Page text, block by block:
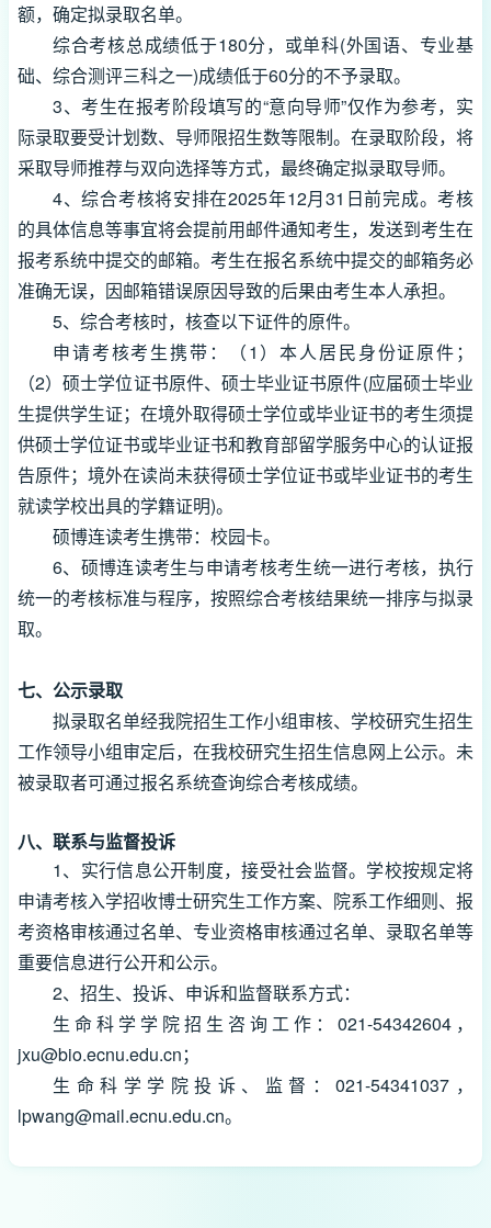
额，确定拟录取名单。
综合考核总成绩低于180分，或单科(外国语、专业基
础、综合测评三科之一)成绩低于60分的不予录取。
3、考生在报考阶段填写的“意向导师”仅作为参考，实
际录取要受计划数、导师限招生数等限制。在录取阶段，将
采取导师推荐与双向选择等方式，最终确定拟录取导师。
4、综合考核将安排在2025年12月31日前完成。考核
的具体信息等事宜将会提前用邮件通知考生，发送到考生在
报考系统中提交的邮箱。考生在报名系统中提交的邮箱务必
准确无误，因邮箱错误原因导致的后果由考生本人承担。
5、综合考核时，核查以下证件的原件。
申请考核考生携带：（1）本人居民身份证原件；
（2）硕士学位证书原件、硕士毕业证书原件(应届硕士毕业
生提供学生证；在境外取得硕士学位或毕业证书的考生须提
供硕士学位证书或毕业证书和教育部留学服务中心的认证报
告原件；境外在读尚未获得硕士学位证书或毕业证书的考生
就读学校出具的学籍证明)。
硕博连读考生携带：校园卡。
6、硕博连读考生与申请考核考生统一进行考核，执行
统一的考核标准与程序，按照综合考核结果统一排序与拟录
取。
七、公示录取
拟录取名单经我院招生工作小组审核、学校研究生招生
工作领导小组审定后，在我校研究生招生信息网上公示。未
被录取者可通过报名系统查询综合考核成绩。
八、联系与监督投诉
1、实行信息公开制度，接受社会监督。学校按规定将
申请考核入学招收博士研究生工作方案、院系工作细则、报
考资格审核通过名单、专业资格审核通过名单、录取名单等
重要信息进行公开和公示。
2、招生、投诉、申诉和监督联系方式：
生命科学学院招生咨询工作：021-54342604，
jxu@bio.ecnu.edu.cn；
生命科学学院投诉、监督：021-54341037，
lpwang@mail.ecnu.edu.cn。